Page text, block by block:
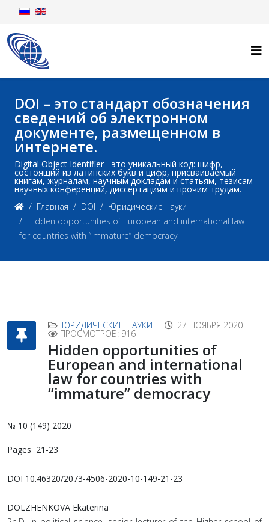
DOI – это стандарт обозначения
сведений об электронном
документе, размещенном в
интернете.
Digital Object Identifier - это уникальный код: шифр,
состоящий из латинских букв и цифр, присваиваемый
книгам, журналам, научным докладам и статьям, тезисам
научных конференций, диссертациям и прочим трудам.
Главная
DOI
Юридические науки
Hidden opportunities of European and international law
for countries with “immature” democracy
ЮРИДИЧЕСКИЕ НАУКИ 27 НОЯБРЯ 2020
ПРОСМОТРОВ: 916
Hidden opportunities of
European and international
law for countries with
“immature” democracy
№ 10 (149) 2020
Pages 21-23
DOI 10.46320/2073-4506-2020-10-149-21-23
DOLZHENKOVA Ekaterina